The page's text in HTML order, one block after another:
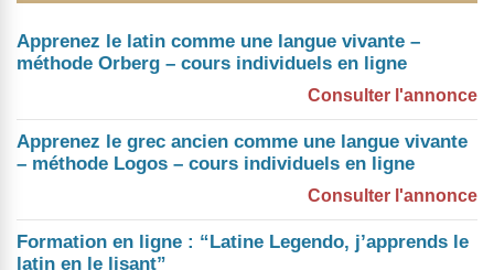
Apprenez le latin comme une langue vivante –
méthode Orberg – cours individuels en ligne
Consulter l'annonce
Apprenez le grec ancien comme une langue vivante
– méthode Logos – cours individuels en ligne
Consulter l'annonce
Formation en ligne : “Latine Legendo, j’apprends le
latin en le lisant”